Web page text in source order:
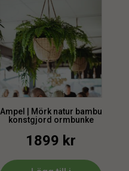
Ampel | Mörk natur bambu
konstgjord ormbunke
1899 kr